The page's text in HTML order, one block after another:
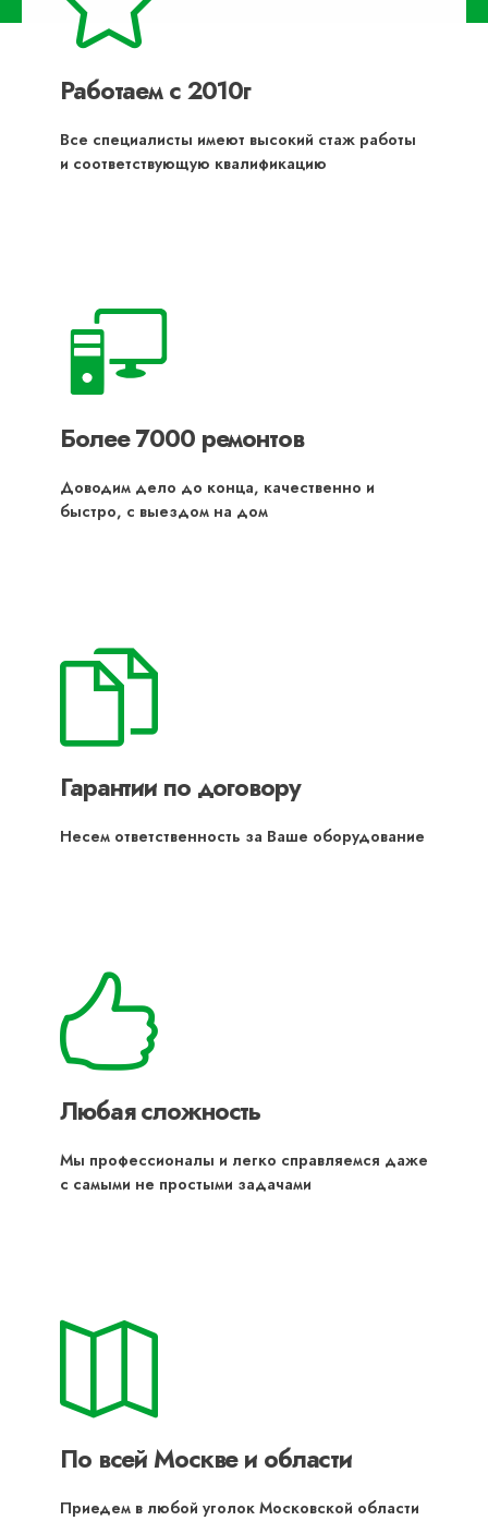
Работаем с 2010г
Все специалисты имеют высокий стаж работы
и соответствующую квалификацию
Более 7000 ремонтов
Доводим дело до конца, качественно и
быстро, с выездом на дом
Гарантии по договору
Несем ответственность за Ваше оборудование
Любая сложность
Мы профессионалы и легко справляемся даже
с самыми не простыми задачами
По всей Москве и области
Приедем в любой уголок Московской области